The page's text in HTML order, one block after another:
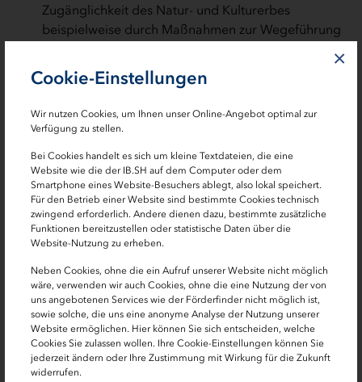
Cookie-Einstellungen
Wir nutzen Cookies, um Ihnen unser Online-Angebot optimal zur
Verfügung zu stellen.
Bei Cookies handelt es sich um kleine Textdateien, die eine
Website wie die der IB.SH auf dem Computer oder dem
Smartphone eines Website-Besuchers ablegt, also lokal speichert.
Für den Betrieb einer Website sind bestimmte Cookies technisch
zwingend erforderlich. Andere dienen dazu, bestimmte zusätzliche
Funktionen bereitzustellen oder statistische Daten über die
Website-Nutzung zu erheben.
Neben Cookies, ohne die ein Aufruf unserer Website nicht möglich
wäre, verwenden wir auch Cookies, ohne die eine Nutzung der von
uns angebotenen Services wie der Förderfinder nicht möglich ist,
sowie solche, die uns eine anonyme Analyse der Nutzung unserer
Website ermöglichen. Hier können Sie sich entscheiden, welche
Cookies Sie zulassen wollen. Ihre Cookie-Einstellungen können Sie
jederzeit ändern oder Ihre Zustimmung mit Wirkung für die Zukunft
widerrufen.
×
Zugänglichkeit des Natur- und Kulturerbes
beispielweise durch Maßnahmen zur Wegeführung
Maßnahmen zum Erhalt und zur touristischen
Inwertsetzung von herausragenden Kulturstätten,
die die besondere maritime sowie die kulturellen
Identitäten des Landes vermitteln.
Wo ist die Förderung geregelt?
Die Prüfung von Förderfähigkeit und Förderwürdigkeit
einzelner Vorhaben sowie die Entscheidung über die
(Auswahl- und Fördergrundsätze und Regeln für die
finanzielle Unterstützung im Rahmen des
Landesprogramm Wirtschaft) und der dem Vorhaben
entsprechenden Richtlinie. Den Richtlinien können Sie
auch die genaueren Förderbestimmungen über
Zuwendungszweck, ZuwendungsempfängerIn,